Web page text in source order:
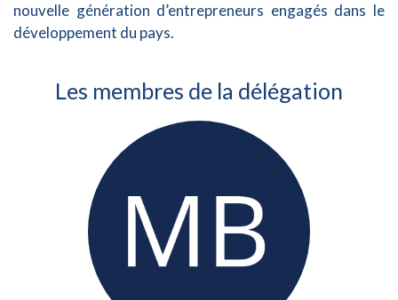
nouvelle génération d’entrepreneurs engagés dans le
développement du pays.
Les membres de la délégation